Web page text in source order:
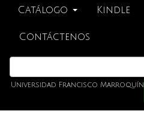
Catálogo Kindle
Contáctenos
Universidad Francisco Marroquín